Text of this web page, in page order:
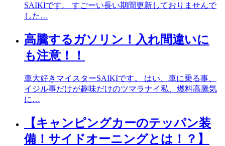
SAIKIです。 すごーい長い期間更新しておりませんで
した…
高騰するガソリン！入れ間違いに
も注意！！
車大好きマイスターSAIKIです。 はい、車に乗る事、
イジル事だけが趣味だけのツマラナイ私、燃料高騰気
に…
【キャンピングカーのテッパン装
備！サイドオーニングとは！？】